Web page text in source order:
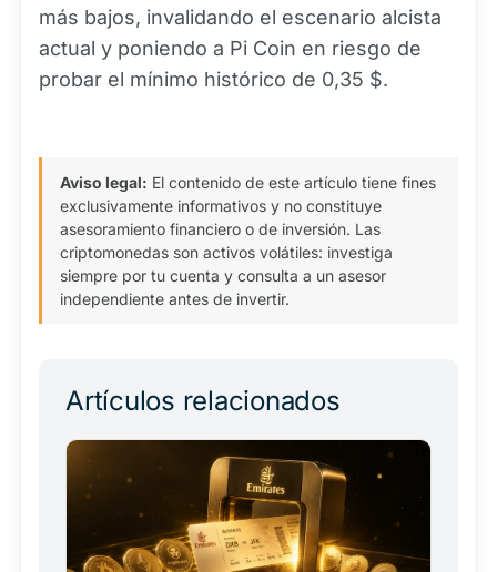
más bajos, invalidando el escenario alcista
actual y poniendo a Pi Coin en riesgo de
probar el mínimo histórico de 0,35 $.
Aviso legal: El contenido de este artículo tiene fines
exclusivamente informativos y no constituye
asesoramiento financiero o de inversión. Las
criptomonedas son activos volátiles: investiga
siempre por tu cuenta y consulta a un asesor
independiente antes de invertir.
Artículos relacionados